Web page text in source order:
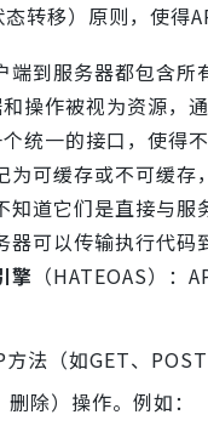
转移）原则，使得
端到服务器都包含所
操作被视为资源，
统一的接口，使得
为可缓存或不可缓存
知道它们是直接与服
器可以传输执行代
擎 （HATEOAS）
法（如GET、
除）操作。例如：